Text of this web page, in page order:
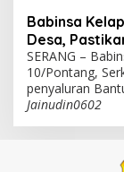
Babinsa
Desa,
SERANG –
10/Pontang,
penyaluran
Jainudin0602